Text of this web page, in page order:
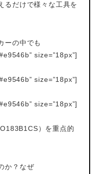
るだけで様々な工具を
ーの中でも
size=”18px”]
size=”18px”]
size=”18px”]
）を重点的
か？なぜ